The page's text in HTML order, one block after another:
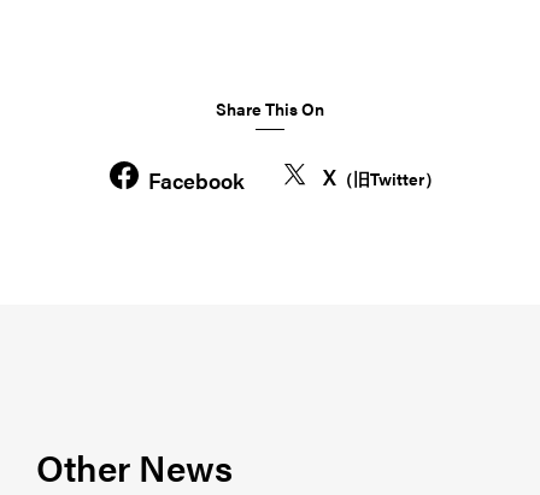
Share This On
Facebook X （旧Twitter）
Other News